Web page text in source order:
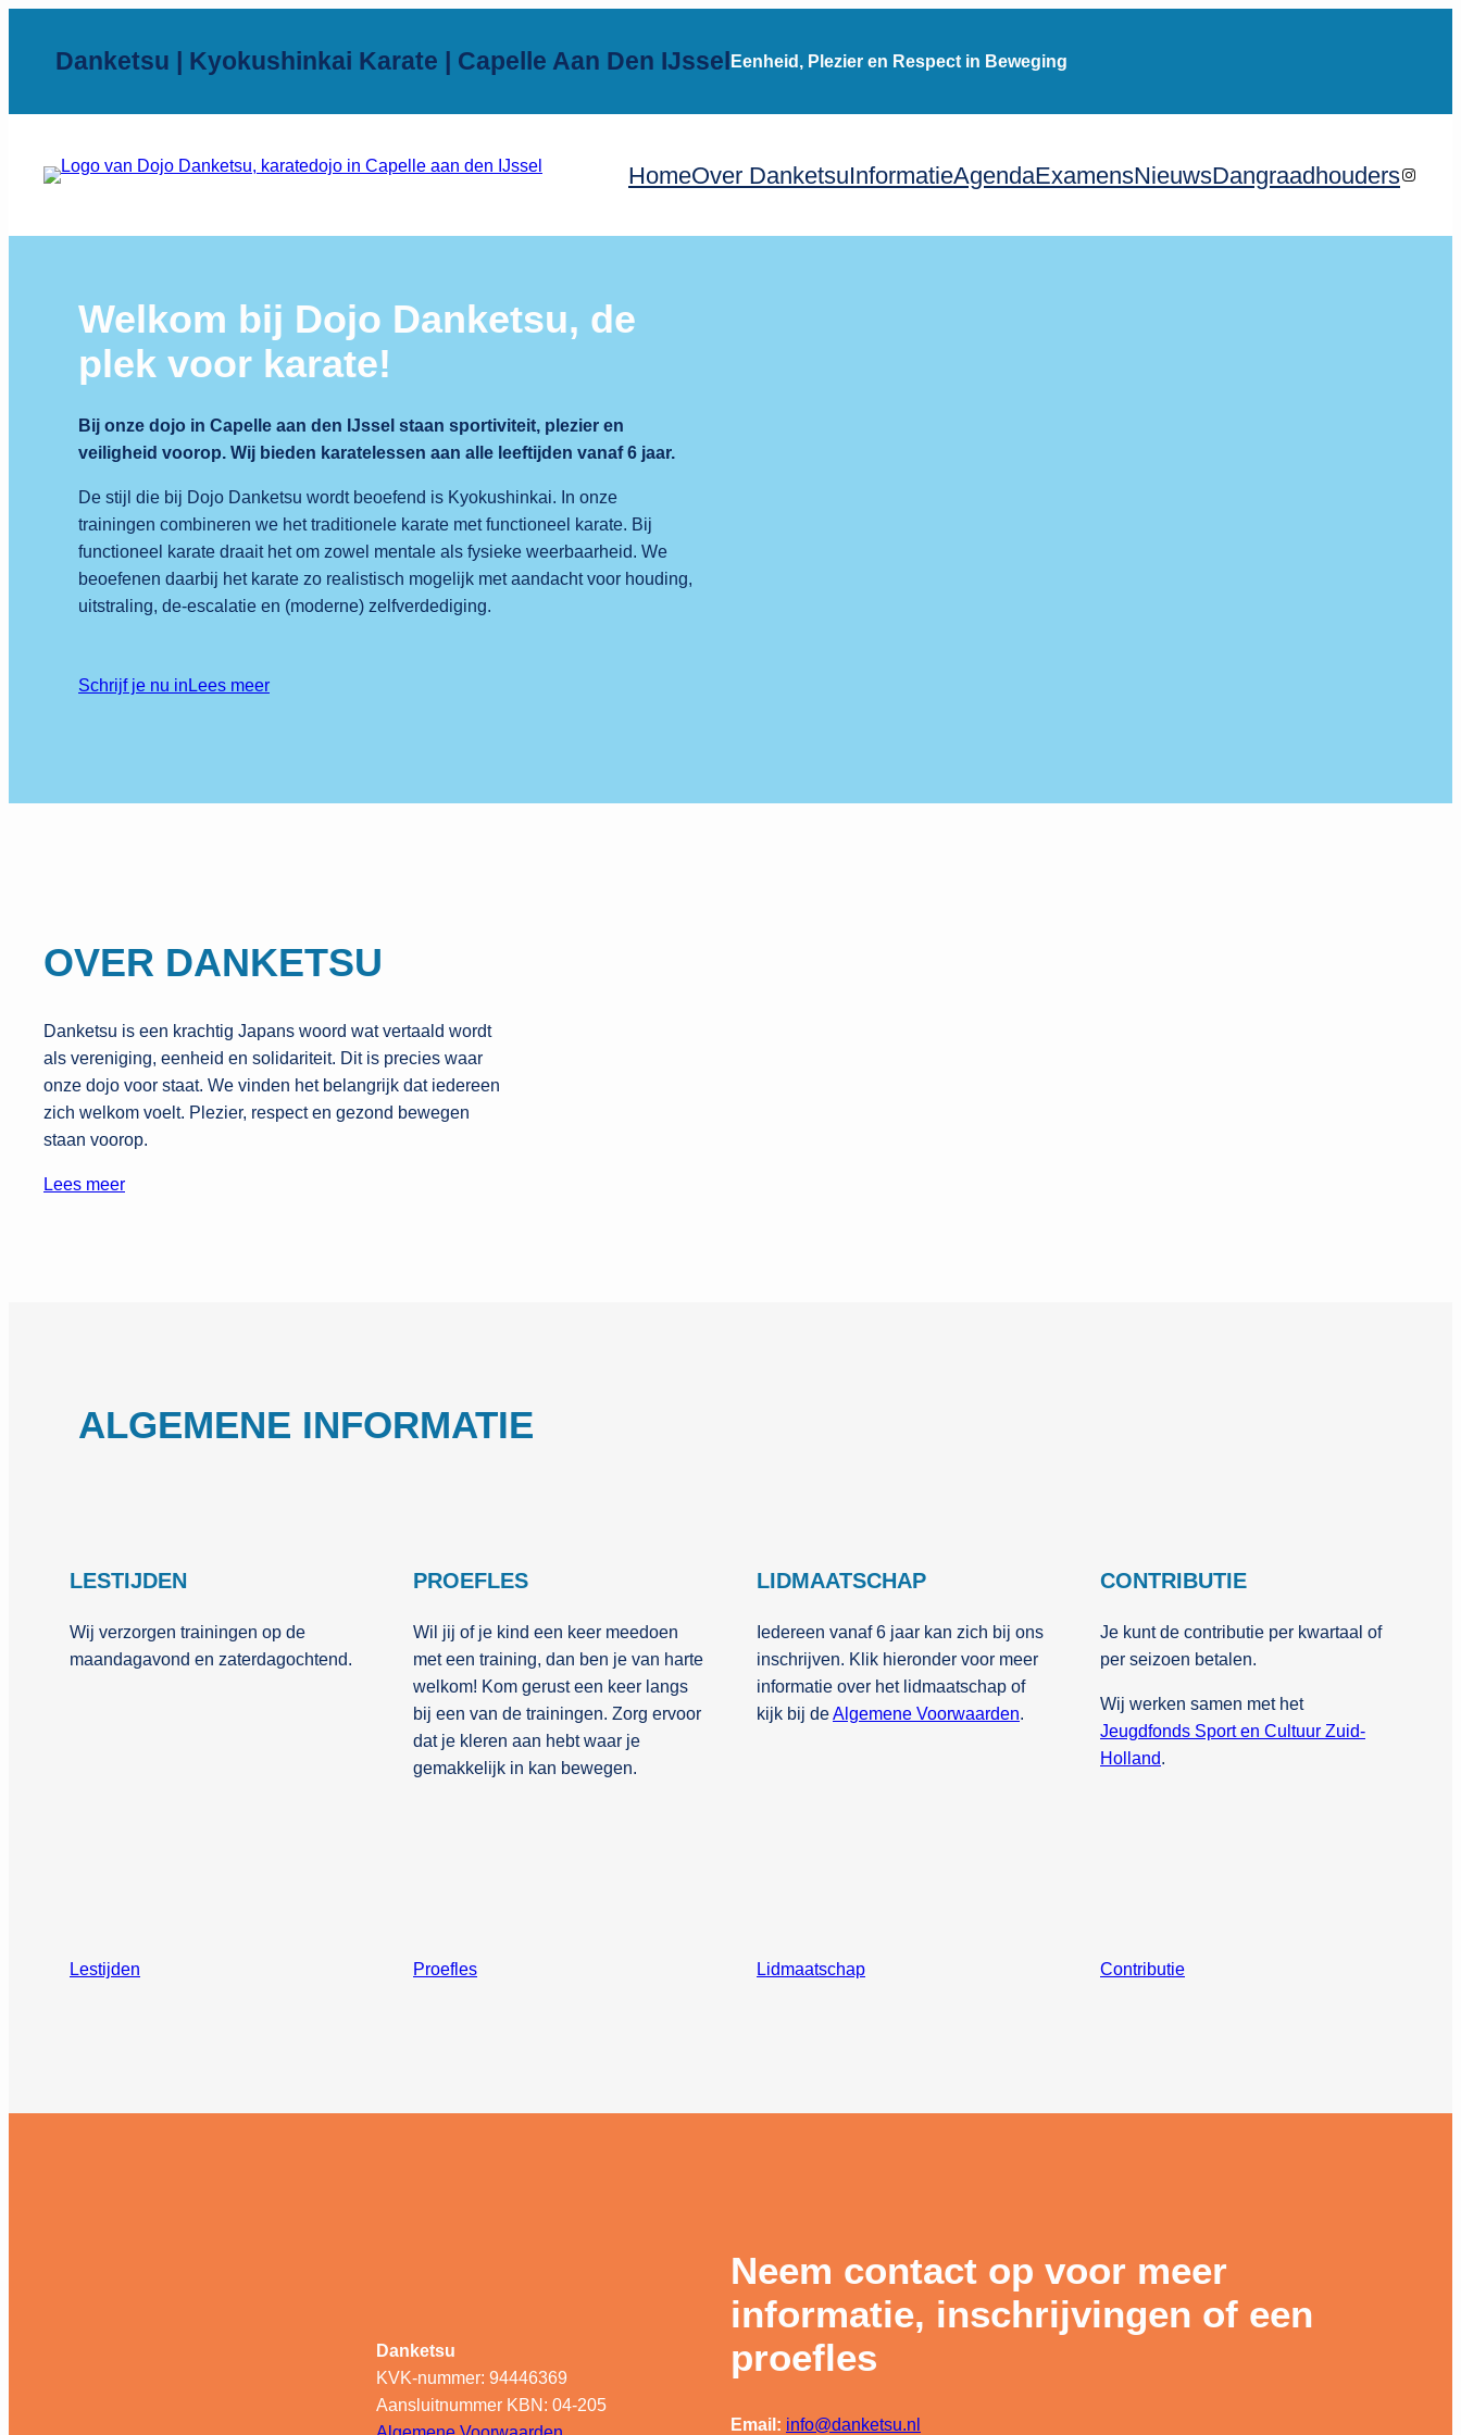
Danketsu | Kyokushinkai Karate | Capelle Aan Den IJssel Eenheid, Plezier en Respect in Beweging
HomeOver DanketsuInformatieAgendaExamensNieuwsDangraadhouders
Welkom bij Dojo Danketsu, de
plek voor karate!
Bij onze dojo in Capelle aan den IJssel staan sportiviteit, plezier en
veiligheid voorop. Wij bieden karatelessen aan alle leeftijden vanaf 6 jaar.
De stijl die bij Dojo Danketsu wordt beoefend is Kyokushinkai. In onze
trainingen combineren we het traditionele karate met functioneel karate. Bij
functioneel karate draait het om zowel mentale als fysieke weerbaarheid. We
beoefenen daarbij het karate zo realistisch mogelijk met aandacht voor houding,
uitstraling, de-escalatie en (moderne) zelfverdediging.
Schrijf je nu in Lees meer
OVER DANKETSU
Danketsu is een krachtig Japans woord wat vertaald wordt
als vereniging, eenheid en solidariteit. Dit is precies waar
onze dojo voor staat. We vinden het belangrijk dat iedereen
zich welkom voelt. Plezier, respect en gezond bewegen
staan voorop.
Lees meer
ALGEMENE INFORMATIE
LESTIJDEN
Wij verzorgen trainingen op de
maandagavond en zaterdagochtend.
PROEFLES
Wil jij of je kind een keer meedoen
met een training, dan ben je van harte
welkom! Kom gerust een keer langs
bij een van de trainingen. Zorg ervoor
dat je kleren aan hebt waar je
gemakkelijk in kan bewegen.
LIDMAATSCHAP
Iedereen vanaf 6 jaar kan zich bij ons
inschrijven. Klik hieronder voor meer
informatie over het lidmaatschap of
kijk bij deAlgemene Voorwaarden.
CONTRIBUTIE
Je kunt de contributie per kwartaal of
per seizoen betalen.
Wij werken samen met het
Jeugdfonds Sport en Cultuur Zuid-
Holland.
Lestijden Proefles Lidmaatschap Contributie
Danketsu
KVK-nummer: 94446369
Aansluitnummer KBN: 04-205
Neem contact op voor meer
informatie, inschrijvingen of een
proefles
Email: info@danketsu.nl